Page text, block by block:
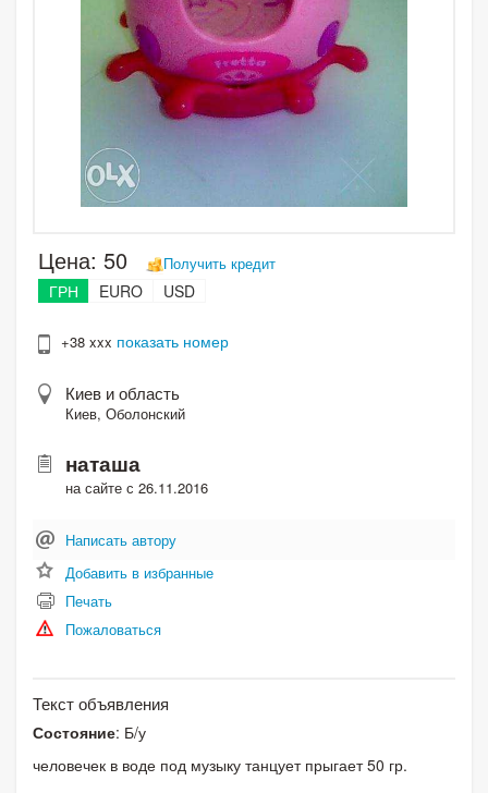
Цена: 50 Получить кредит
ГРН EURO USD
+38 xxx показать номер
Киев и область
Киев, Оболонский
наташа
на сайте с 26.11.2016
Написать автору
Добавить в избранные
Печать
Пожаловаться
Текст объявления
Состояние: Б/у
человечек в воде под музыку танцует прыгает 50 гр.